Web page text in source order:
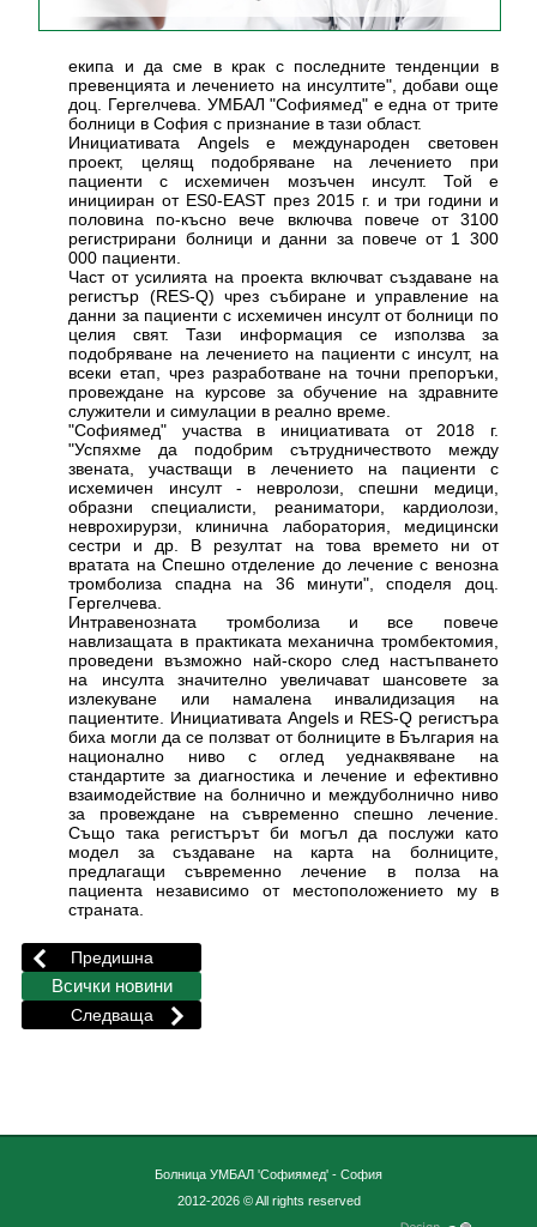
екипа и да сме в крак с последните тенденции в
превенцията и лечението на инсултите", добави още
доц. Гергелчева. УМБАЛ "Софиямед" е една от трите
болници в София с признание в тази област.
Инициативата Angels е международен световен
проект, целящ подобряване на лечението при
пациенти с исхемичен мозъчен инсулт. Той е
иницииран от ES0-EAST през 2015 г. и три години и
половина по-късно вече включва повече от 3100
регистрирани болници и данни за повече от 1 300
000 пациенти.
Част от усилията на проекта включват създаване на
регистър (RES-Q) чрез събиране и управление на
данни за пациенти с исхемичен инсулт от болници по
целия свят. Тази информация се използва за
подобряване на лечението на пациенти с инсулт, на
всеки етап, чрез разработване на точни препоръки,
провеждане на курсове за обучение на здравните
служители и симулации в реално време.
"Софиямед" участва в инициативата от 2018 г.
"Успяхме да подобрим сътрудничеството между
звената, участващи в лечението на пациенти с
исхемичен инсулт - невролози, спешни медици,
образни специалисти, реаниматори, кардиолози,
неврохирурзи, клинична лаборатория, медицински
сестри и др. В резултат на това времето ни от
вратата на Спешно отделение до лечение с венозна
тромболиза спадна на 36 минути", споделя доц.
Гергелчева.
Интравенозната тромболиза и все повече
навлизащата в практиката механична тромбектомия,
проведени възможно най-скоро след настъпването
на инсулта значително увеличават шансовете за
излекуване или намалена инвалидизация на
пациентите. Инициативата Angels и RES-Q регистъра
биха могли да се ползват от болниците в България на
национално ниво с оглед уеднаквяване на
стандартите за диагностика и лечение и ефективно
взаимодействие на болнично и междуболнично ниво
за провеждане на съвременно спешно лечение.
Също така регистърът би могъл да послужи като
модел за създаване на карта на болниците,
предлагащи съвременно лечение в полза на
пациента независимо от местоположението му в
страната.
Болница УМБАЛ 'Софиямед' - София
2012-2026 © All rights reserved